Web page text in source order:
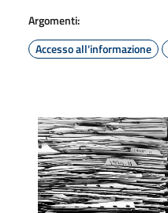
Argomenti:
Accesso all'informazione